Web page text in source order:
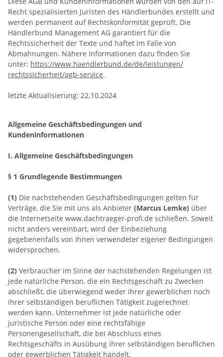
Recht spezialisierten Juristen des Händlerbundes erstellt und
werden permanent auf Rechtskonformität geprüft. Die
Händlerbund Management AG garantiert für die
Rechtssicherheit der Texte und haftet im Falle von
Abmahnungen. Nähere Informationen dazu finden Sie
unter: https://www.haendlerbund.de/de/leistungen/
rechtssicherheit/agb-service.
letzte Aktualisierung: 22.10.2024
Allgemeine Geschäftsbedingungen und
Kundeninformationen
I. Allgemeine Geschäftsbedingungen
§ 1 Grundlegende Bestimmungen
(1) Die nachstehenden Geschäftsbedingungen gelten für
Verträge, die Sie mit uns als Anbieter (Marcus Lemke) über
die Internetseite www.dachtraeger-profi.de schließen. Soweit
nicht anders vereinbart, wird der Einbeziehung
gegebenenfalls von Ihnen verwendeter eigener Bedingungen
widersprochen.
(2) Verbraucher im Sinne der nachstehenden Regelungen ist
jede natürliche Person, die ein Rechtsgeschäft zu Zwecken
abschließt, die überwiegend weder ihrer gewerblichen noch
ihrer selbständigen beruflichen Tätigkeit zugerechnet
werden kann. Unternehmer ist jede natürliche oder
juristische Person oder eine rechtsfähige
Personengesellschaft, die bei Abschluss eines
Rechtsgeschäfts in Ausübung ihrer selbständigen beruflichen
oder gewerblichen Tätigkeit handelt.